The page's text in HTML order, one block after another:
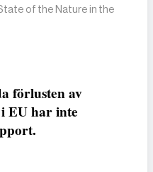
of the Nature in the
förlusten av
EU har inte